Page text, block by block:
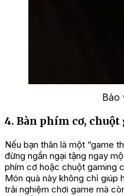
Bảo
4. Bàn phím cơ,
Nếu bạn thân là một “game
đừng ngần ngại tặng ngay
phím cơ hoặc chuột gaming
Món quà này không chỉ giúp
trải nghiệm chơi game mà